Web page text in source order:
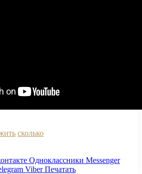
сколько
Одноклассники Messenger
Viber Печатать